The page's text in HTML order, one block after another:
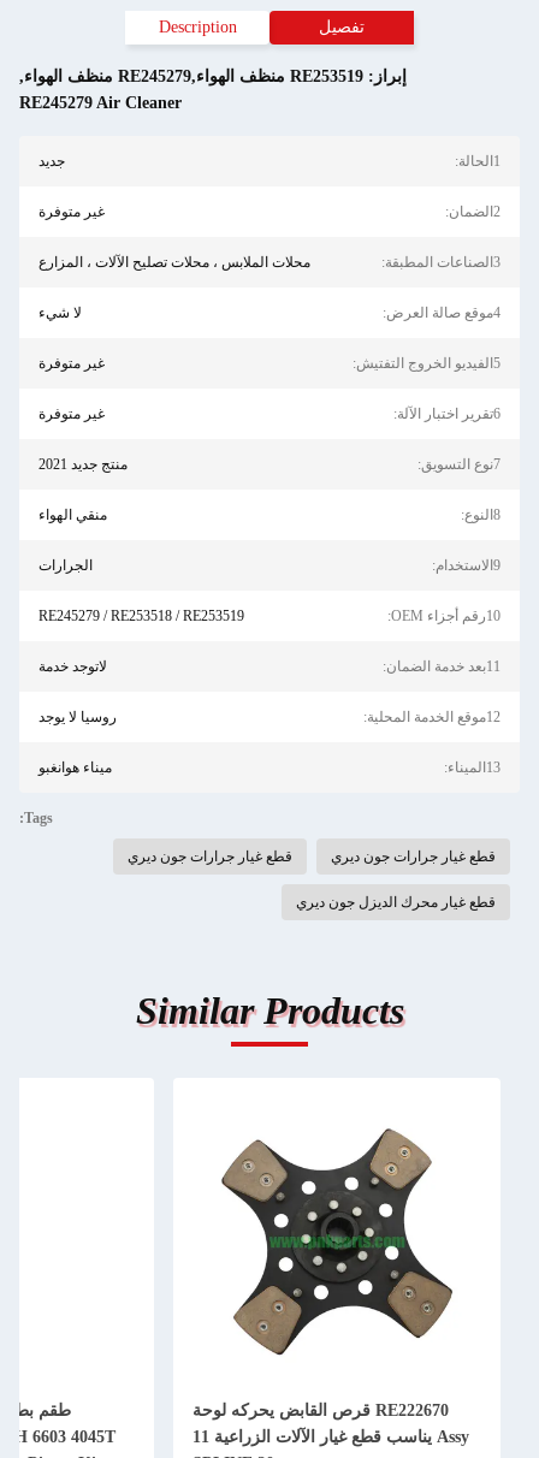
تفصيل Description
إبراز: RE253519 منظف الهواء,RE245279 منظف الهواء
,
RE245279 Air Cleaner
1الحالة: جديد
2الضمان: غير متوفرة
3الصناعات المطبقة: محلات الملابس ، محلات تصليح الآلات ، المزارع
4موقع صالة العرض: لا شيء
5الفيديو الخروج التفتيش: غير متوفرة
6تقرير اختبار الآلة: غير متوفرة
7نوع التسويق: منتج جديد 2021
8النوع: منقي الهواء
9الاستخدام: الجرارات
10رقم أجزاء OEM: RE245279 / RE253518 / RE253519
11بعد خدمة الضمان: لاتوجد خدمة
12موقع الخدمة المحلية: روسيا لا يوجد
13الميناء: ميناء هوانغبو
Tags:
قطع غيار جرارات جون ديري قطع غيار جرارات جون ديري
قطع غيار محرك الديزل جون ديري
Similar Products
RE222670 قرص القابض يحركه لوحة
Assy يناسب قطع غيار الآلات الزراعية 11
6603 4045T